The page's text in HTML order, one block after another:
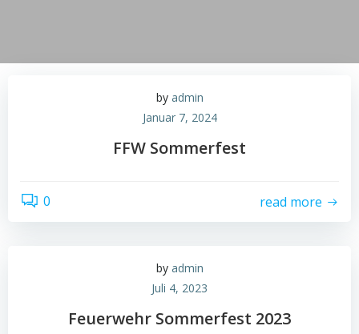
by admin
Januar 7, 2024
FFW Sommerfest
0 read more
by admin
Juli 4, 2023
Feuerwehr Sommerfest 2023